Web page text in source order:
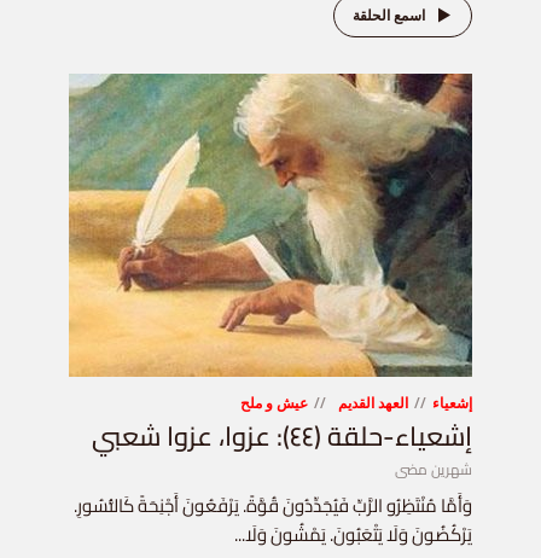
اسمع الحلقة
إشعياء العهد القديم عيش و ملح
إشعياء-حلقة (٤٤): عزوا، عزوا شعبي
شهرين مضى
وَأَمَّا مُنْتَظِرُو الرَّبِّ فَيُجَدِّدُونَ قُوَّةً. يَرْفَعُونَ أَجْنِحَةً كَالنُّسُورِ.
يَرْكُضُونَ وَلَا يَتْعَبُونَ. يَمْشُونَ وَلَا...